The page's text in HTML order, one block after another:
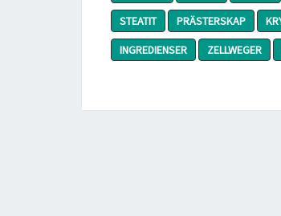
STEATIT
PRÄSTERSKAP
INGREDIENSER
ZELLWEGER